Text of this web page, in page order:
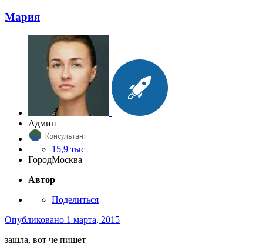
Мария
Админ
15,9 тыс
ГородМосква
Автор
Поделиться
Опубликовано 1 марта, 2015
зашла, вот че пишет